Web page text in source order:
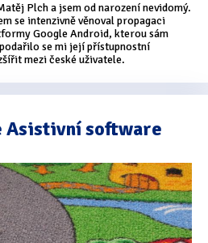
Plch a jsem od narození nevidomý.
se intenzivně věnoval propagaci
Google Android, kterou sám
se mi její přístupnostní
mezi české uživatele.
Asistivní software